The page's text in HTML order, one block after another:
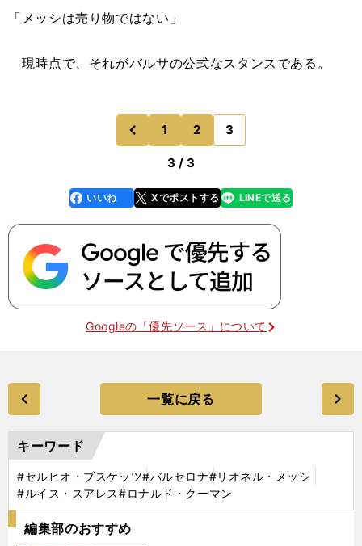
「メッシは売り物ではない」
現時点で、それがバルサの公式なスタンスである。
前
のページへ
1 2 3
3 / 3
faceboo
k
いいね Xでポストする
line LINEで送る
Googleの「優先ソース」について
一覧に戻る
キーワード
#セルヒオ・ブスケッツ#バルセロナ#リオネル・メッシ
#ルイス・スアレス#ロナルド・クーマン
編集部のおすすめ